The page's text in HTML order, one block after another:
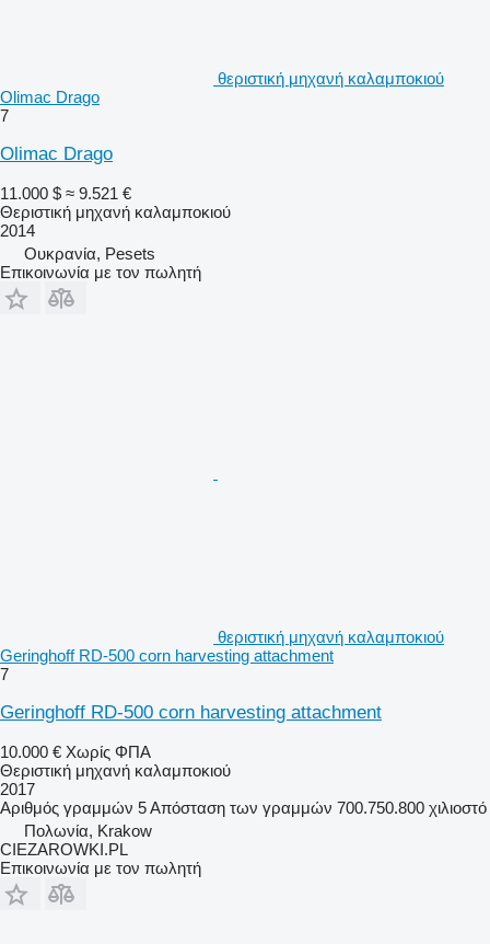
θεριστική μηχανή καλαμποκιού
Olimac Drago
7
Olimac Drago
11.000 $ ≈ 9.521 €
Θεριστική μηχανή καλαμποκιού
2014
Ουκρανία, Pesets
Επικοινωνία με τον πωλητή
θεριστική μηχανή καλαμποκιού
Geringhoff RD-500 corn harvesting attachment
7
Geringhoff RD-500 corn harvesting attachment
10.000 € Χωρίς ΦΠΑ
Θεριστική μηχανή καλαμποκιού
2017
Αριθμός γραμμών 5Απόσταση των γραμμών 700.750.800 χιλιοστό
Πολωνία, Krakow
CIEZAROWKI.PL
Επικοινωνία με τον πωλητή